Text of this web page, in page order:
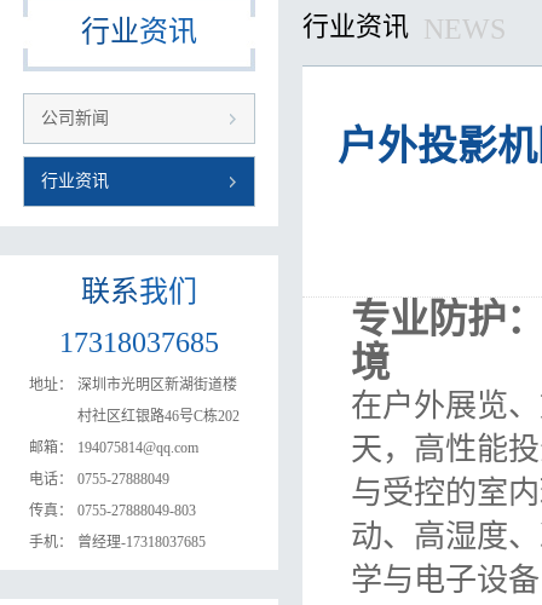
行业资讯
公司新闻
行业资讯
联系我们
17318037685
地址：
深圳市光明区新湖街道楼
村社区红银路46号C栋202
邮箱：
194075814@qq.com
电话：
0755-27888049
传真：
0755-27888049-803
手机：
曾经理-17318037685
行业资讯 NEWS
户外投影
专业防护
境
在户外展览
天，高性能
与受控的室
动、高湿度
学与电子设